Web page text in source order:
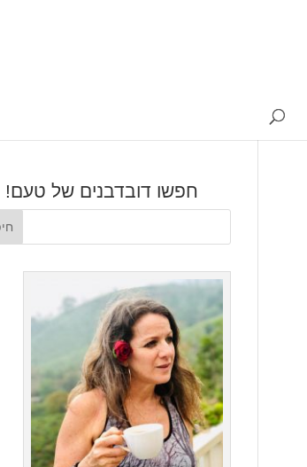
חפשו דובדבנים של טעם!